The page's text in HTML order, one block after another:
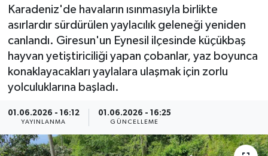
Karadeniz'de havaların ısınmasıyla birlikte
asırlardır sürdürülen yaylacılık geleneği yeniden
canlandı. Giresun'un Eynesil ilçesinde küçükbaş
hayvan yetiştiriciliği yapan çobanlar, yaz boyunca
konaklayacakları yaylalara ulaşmak için zorlu
yolculuklarına başladı.
01.06.2026 - 16:12
YAYINLANMA
01.06.2026 - 16:25
GÜNCELLEME
Canlı Maç
ÇEVRE
Dış Haberler